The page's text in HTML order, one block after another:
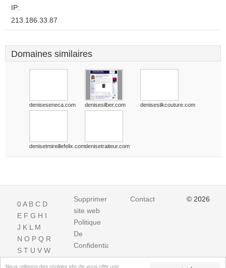
Nous utilisons des cookies afin de vous offrir une
IP:
213.186.33.87
Domaines similaires
deniseseneca.com denisesilber.com denisesilkcouture.com
denisetmireillefelix.comdenisetraiteur.com
0A B C D
E F G H I
J K L M
N O P Q R
S T U V W
Supprimer
site web
Politique
De
Confidentialite
Contact © 2026